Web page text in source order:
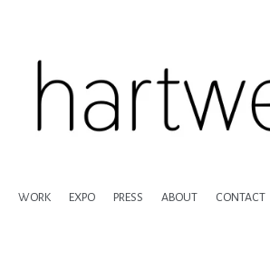
WORK EXPO PRESS ABOUT CONTACT